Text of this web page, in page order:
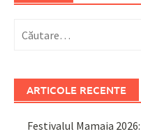
după:
ARTICOLE RECENTE
Festivalul Mamaia